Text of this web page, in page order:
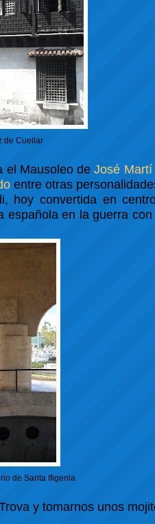
de Cuellar
el Mausoleo deJosé Martí
entre otras
hoy convertida en
en la guerra
de Santa Ifigenia
y tomarnos unos